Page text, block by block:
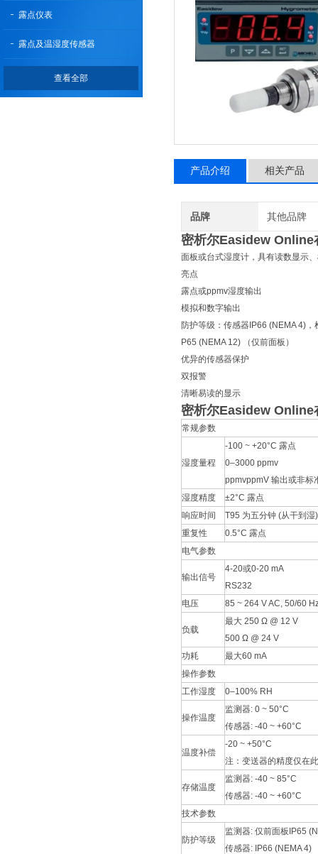
露点仪表
露点及温湿度传感器
查看全部
产品介绍 相关产品
品牌 其他品牌
密析尔Easidew Online
面板或台式湿度计，具有读数显示
亮点
露点或ppmv湿度输出
模拟和数字输出
防护等级：传感器IP66 (NEMA 4)，
P65 (NEMA 12) （仅前面板）
优异的传感器保护
双报警
清晰易读的显示
密析尔Easidew Online
常规参数
湿度量程
-100 ~ +20°C 露点
0–3000 ppmv
ppmvppmV 输出或非标
湿度精度
±2°C 露点
响应时间
T95 为五分钟 (从干到湿)
重复性
0.5°C 露点
电气参数
输出信号
4-20或0-20 mA
RS232
电压
85 ~ 264 V AC, 50/60
负载
最大 250 Ω @ 12 V
500 Ω @ 24 V
功耗
最大60 mA
操作参数
工作湿度
0–100% RH
操作温度
监测器: 0 ~ 50°C
传感器: -40 ~ +60°C
温度补偿
-20 ~ +50°C
注：变送器的精度仅在
存储温度
监测器: -40 ~ 85°C
传感器: -40 ~ +60°C
技术参数
防护等级
监测器: 仅前面板IP65
传感器: IP66 (NEMA 4)